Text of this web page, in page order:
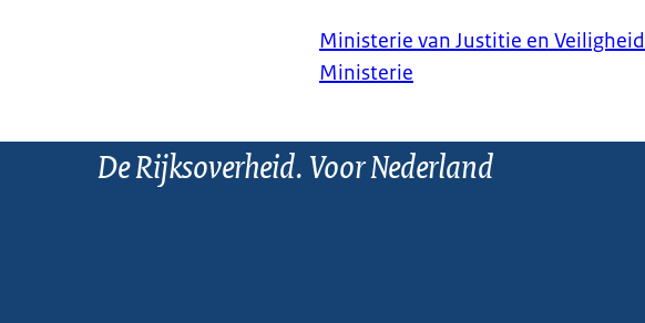
Ministerie van Justitie en Veiligheid
Ministerie
De Rijksoverheid. Voor Nederland